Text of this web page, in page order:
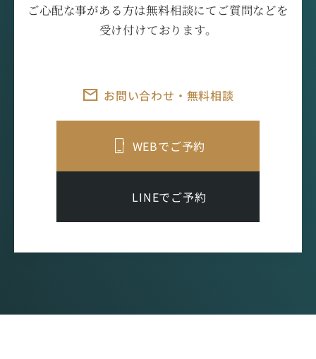
ご心配な事がある方は無料相談にてご質問などを
受け付けております。
お問い合わせ・無料相談
WEBでご予約
LINEでご予約